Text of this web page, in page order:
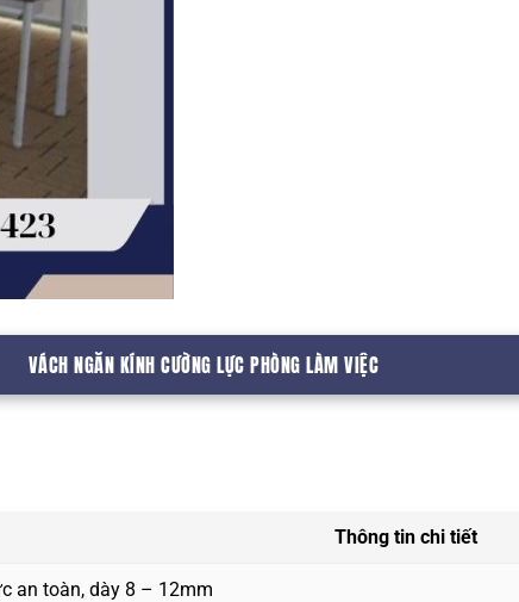
VÁCH NGĂN KÍNH CƯỜNG LỰC PHÒNG LÀM VIỆC
Thông tin chi tiết
an toàn, dày 8 – 12mm